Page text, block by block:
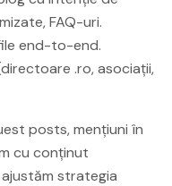
FAQ-uri.
end-to-end.
.ro, asociații,
posts, mențiuni în
cu conținut
strategia